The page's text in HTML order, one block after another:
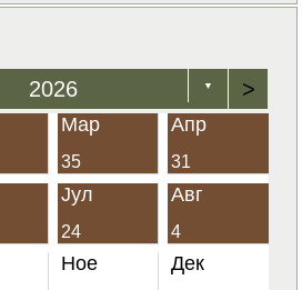
2026 ▼ >
Мар
35
Апр
31
Јул
24
Авг
4
Ное Дек